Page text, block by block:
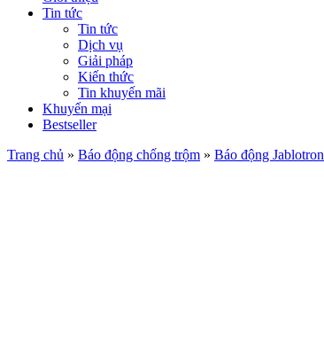
Tin tức
Tin tức
Dịch vụ
Giải pháp
Kiến thức
Tin khuyến mãi
Khuyến mại
Bestseller
Trang chủ » Báo động chống trộm » Báo động Jablotron